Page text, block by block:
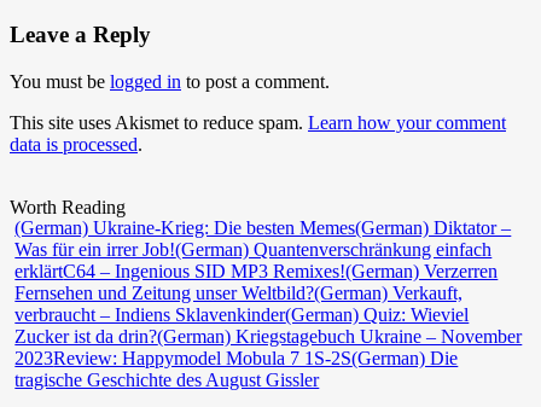
Leave a Reply
You must be logged in to post a comment.
This site uses Akismet to reduce spam. Learn how your comment
data is processed.
Worth Reading
(German) Ukraine-Krieg: Die besten Memes(German) Diktator –
Was für ein irrer Job!(German) Quantenverschränkung einfach
erklärtC64 – Ingenious SID MP3 Remixes!(German) Verzerren
Fernsehen und Zeitung unser Weltbild?(German) Verkauft,
verbraucht – Indiens Sklavenkinder(German) Quiz: Wieviel
Zucker ist da drin?(German) Kriegstagebuch Ukraine – November
2023Review: Happymodel Mobula 7 1S-2S(German) Die
tragische Geschichte des August Gissler